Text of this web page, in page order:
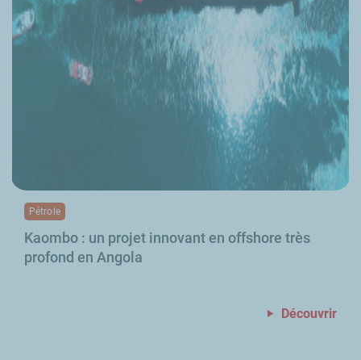
Kaombo : un projet innovant en offshore très
profond en Angola
Pétrole
Découvrir